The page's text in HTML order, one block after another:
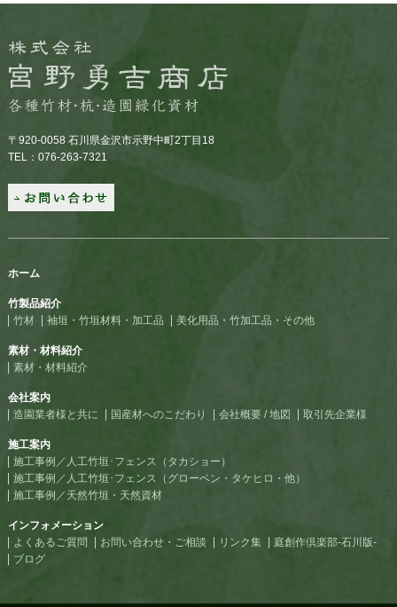
〒920-0058 石川県金沢市示野中町2丁目18
TEL：076-263-7321
ホーム
竹製品紹介
竹材
袖垣・竹垣材料・加工品 美化用品・竹加工品・その他
素材・材料紹介
素材・材料紹介
会社案内
造園業者様と共に
国産材へのこだわり 会社概要 / 地図 取引先企業様
施工案内
施工事例／人工竹垣･フェンス（タカショー）
施工事例／人工竹垣･フェンス（グローベン・タケヒロ・他）
施工事例／天然竹垣・天然資材
インフォメーション
よくあるご質問
お問い合わせ・ご相談 リンク集
庭創作倶楽部-石川版-
ブログ